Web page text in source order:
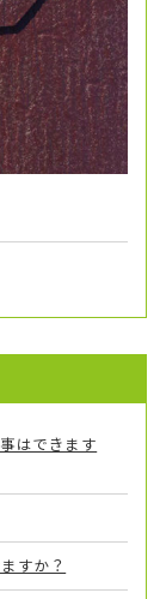
はできます
すか？